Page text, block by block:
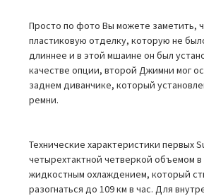
Просто по фото Вы можете заметить,
пластиковую отделку, которую не
длиннее и в этой мшаине он был
качестве опции, второй Джимни мог
заднем диванчике, который
ремни.
Технические характеристики первых
четырехтактной четверкой объемом
жидкостным охлаждением, который
разогнаться до 109 км в час. Для